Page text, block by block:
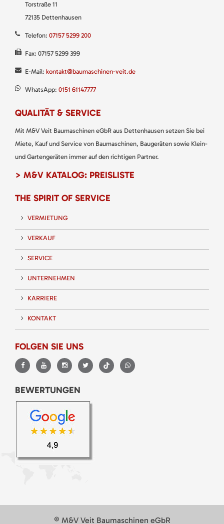
Torstraße 11
72135 Dettenhausen
Telefon: 07157 5299 200
Fax: 07157 5299 399
E-Mail: kontakt@baumaschinen-veit.de
WhatsApp: 0151 61147777
QUALITÄT & SERVICE
Mit M&V Veit Baumaschinen eGbR aus Dettenhausen setzen Sie bei
Miete, Kauf und Service von Baumaschinen, Baugeräten sowie Klein-
und Gartengeräten immer auf den richtigen Partner.
> M&V KATALOG: PREISLISTE
THE SPIRIT OF SERVICE
VERMIETUNG
VERKAUF
SERVICE
UNTERNEHMEN
KARRIERE
KONTAKT
FOLGEN SIE UNS
BEWERTUNGEN
© M&V Veit Baumaschinen eGbR